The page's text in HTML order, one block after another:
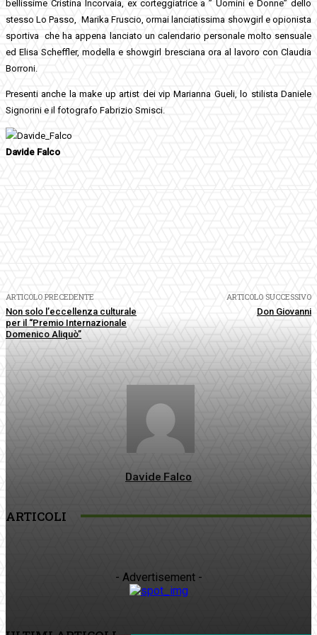
bellissime Cristina Incorvaia, ex corteggiatrice a ” Uomini e Donne” dello
stesso Lo Passo, Marika Fruscio, ormai lanciatissima showgirl e opionista
sportiva che ha appena lanciato un calendario personale molto sensuale
ed Elisa Scheffler, modella e showgirl bresciana ora al lavoro con Claudia
Borroni.
Presenti anche la make up artist dei vip Marianna Gueli, lo stilista Daniele
Signorini e il fotografo Fabrizio Smisci.
Davide Falco
ARTICOLO PRECEDENTE
Non solo l’eccellenza culturale
per il “Premio Internazionale
Domenico Aliquò”
ARTICOLO SUCCESSIVO
Don Giovanni
Davide Falco
ARTICOLI
- Advertisement -